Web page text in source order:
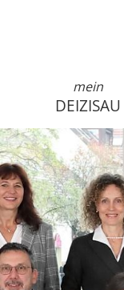
mein
DEIZISAU